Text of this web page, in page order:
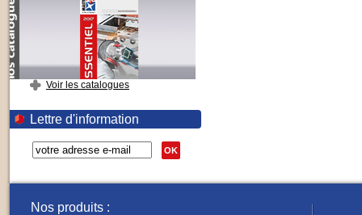
Voir les catalogues
Lettre d'information
OK
Nos produits :